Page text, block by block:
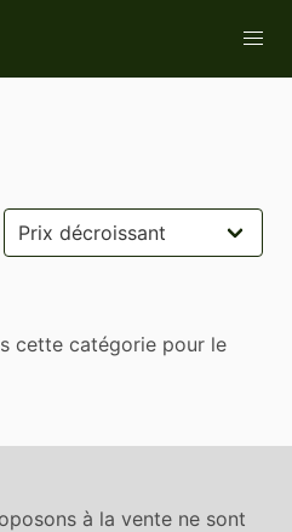
cette catégorie pour le
à la vente ne sont